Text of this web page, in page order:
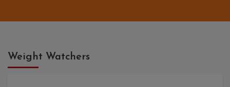
Weight Watchers